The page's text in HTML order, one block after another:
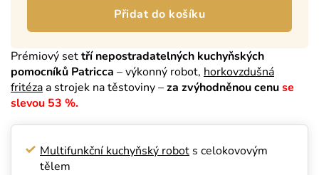
Přidat do košíku
Prémiový settří nepostradatelných kuchyňských
pomocníků Patricca – výkonný robot, horkovzdušná
fritézaa strojek na těstoviny –za zvýhodněnou cenuse
slevou 53 %.
Multifunkční kuchyňský robot s celokovovým
tělem